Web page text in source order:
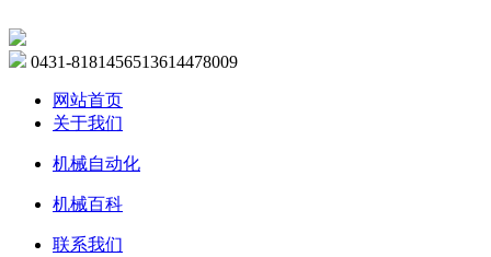
0431-8181456513614478009
网站首页
关于我们
机械自动化
机械百科
联系我们